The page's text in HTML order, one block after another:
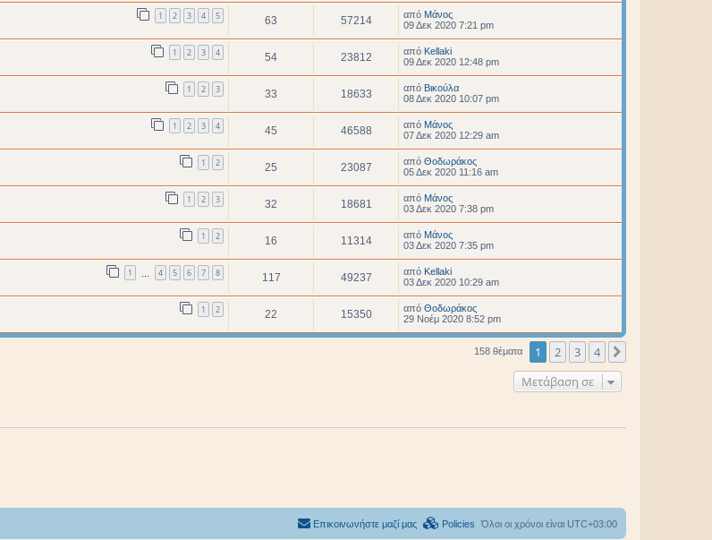
1 2 3 4 5 63 57214 από Μάνος
09 Δεκ 2020 7:21 pm
1 2 3 4 54 23812 από Kellaki
09 Δεκ 2020 12:48 pm
1 2 3 33 18633 από Βικούλα
08 Δεκ 2020 10:07 pm
1 2 3 4 45 46588 από Μάνος
07 Δεκ 2020 12:29 am
1 2 25 23087 από Θοδωράκος
05 Δεκ 2020 11:16 am
1 2 3 32 18681 από Μάνος
03 Δεκ 2020 7:38 pm
1 2 16 11314 από Μάνος
03 Δεκ 2020 7:35 pm
1 4 5 6 7 8 117 49237 από Kellaki
03 Δεκ 2020 10:29 am
1 2 22 15350 από Θοδωράκος
29 Νοέμ 2020 8:52 pm
158 θέματα 1 2 3 4
Μετάβαση σε
Όλοι οι χρόνοι είναι UTC+03:00
Policies
Επικοινωνήστε μαζί μας